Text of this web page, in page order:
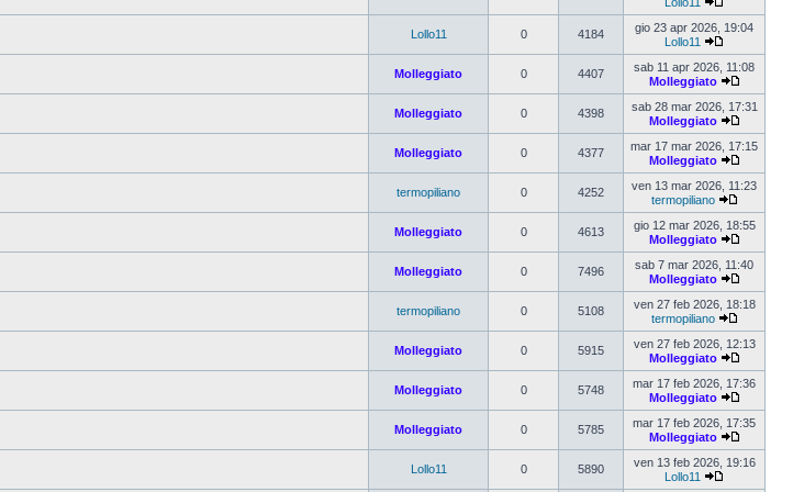
Lollo11 0 4184
gio 23 apr 2026, 19:04
Lollo11
Molleggiato 0 4407
sab 11 apr 2026, 11:08
Molleggiato
Molleggiato 0 4398
sab 28 mar 2026, 17:31
Molleggiato
Molleggiato 0 4377
mar 17 mar 2026, 17:15
Molleggiato
termopiliano 0 4252
ven 13 mar 2026, 11:23
termopiliano
Molleggiato 0 4613
gio 12 mar 2026, 18:55
Molleggiato
Molleggiato 0 7496
sab 7 mar 2026, 11:40
Molleggiato
termopiliano 0 5108
ven 27 feb 2026, 18:18
termopiliano
Molleggiato 0 5915
ven 27 feb 2026, 12:13
Molleggiato
Molleggiato 0 5748
mar 17 feb 2026, 17:36
Molleggiato
Molleggiato 0 5785
mar 17 feb 2026, 17:35
Molleggiato
Lollo11 0 5890
ven 13 feb 2026, 19:16
Lollo11